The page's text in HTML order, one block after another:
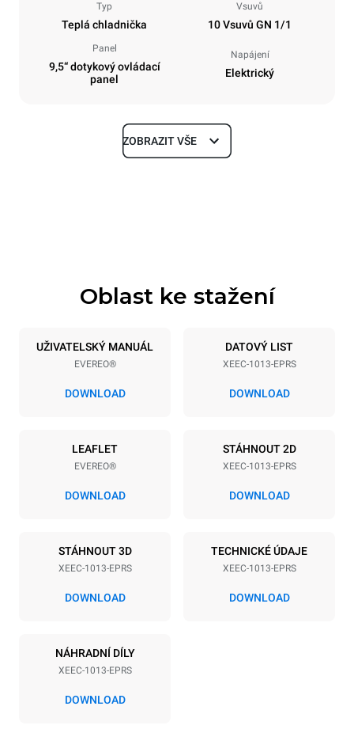
Typ
Teplá chladnička
Vsuvů
10 Vsuvů GN 1/1
Panel
9,5“ dotykový ovládací
panel
Napájení
Elektrický
Rozměry
Specifikace plechů
10 GN 1/1
Vzdálenost mezi zásobníky
220-240V 1N~ 2,9 kW
ZOBRAZIT VŠE
Oblast ke stažení
UŽIVATELSKÝ MANUÁL
EVEREO®
DOWNLOAD
DATOVÝ LIST
XEEC-1013-EPRS
DOWNLOAD
LEAFLET
EVEREO®
DOWNLOAD
STÁHNOUT 2D
XEEC-1013-EPRS
DOWNLOAD
STÁHNOUT 3D
XEEC-1013-EPRS
DOWNLOAD
TECHNICKÉ ÚDAJE
XEEC-1013-EPRS
DOWNLOAD
NÁHRADNÍ DÍLY
XEEC-1013-EPRS
DOWNLOAD